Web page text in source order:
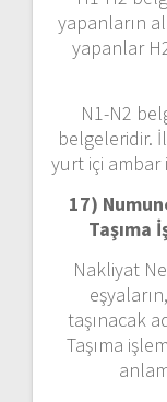
yapanların
yapanlar
N1-N2
belgeleridir.
yurt içi ambar
17)
Taşıma
Nakliyat
taşınacak
Taşıma